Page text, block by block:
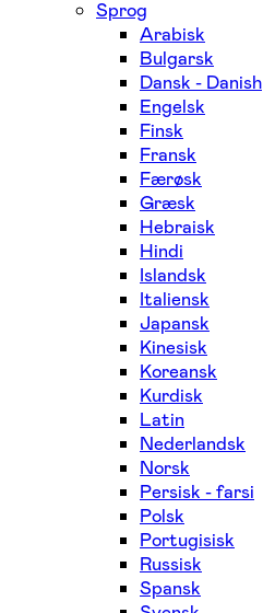
Sprog
Arabisk
Bulgarsk
Dansk - Danish
Engelsk
Finsk
Fransk
Færøsk
Græsk
Hebraisk
Hindi
Islandsk
Italiensk
Japansk
Kinesisk
Koreansk
Kurdisk
Latin
Nederlandsk
Norsk
Persisk - farsi
Polsk
Portugisisk
Russisk
Spansk